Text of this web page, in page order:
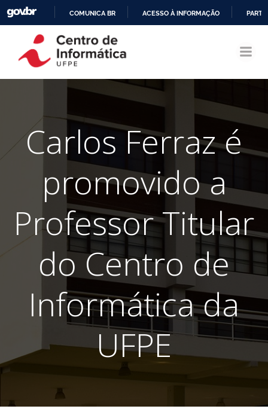
CONTEÚDO
COMUNICA BR ACESSO À INFORMAÇÃO
Carlos Ferraz é
promovido a
Professor Titular
do Centro de
Informática da
UFPE